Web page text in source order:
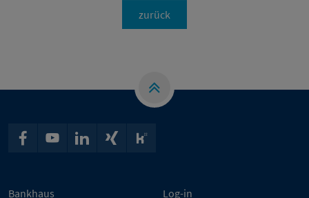
zurück
Bankhaus Log-in